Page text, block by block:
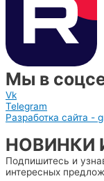
Мы в
Vk
Telegram
Разработка сайта -
НОВИНКИ
Подпишитесь и
интересных